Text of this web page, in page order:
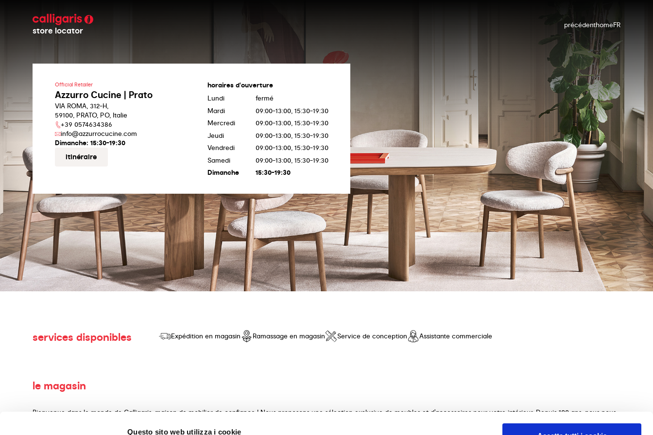
Questo sito web utilizza i cookie
store locator
précédenthomeFR
Official Retailer
Azzurro Cucine | Prato
VIA ROMA, 312-H,
59100, PRATO, PO, Italie
+39 0574634386
info@azzurrocucine.com
Dimanche: 15:30-19:30
itinéraire
horaires d'ouverture
Lundi
fermé
Mardi
09:00-13:00, 15:30-19:30
Mercredi
09:00-13:00, 15:30-19:30
Jeudi
09:00-13:00, 15:30-19:30
Vendredi
09:00-13:00, 15:30-19:30
Samedi
09:00-13:00, 15:30-19:30
Dimanche
15:30-19:30
services disponibles Expédition en magasin Ramassage en magasin Service de conception Assistante commerciale
le magasin
Bienvenue dans le monde de Calligaris, maison de mobilier de confiance ! Nous proposons une sélection exclusive de meubles et d'accessoires pour votre intérieur. Depuis 100 ans, nous nous
consacrons à la production et à la vente de produits de haute qualité, au design innovant et au confort inégalé. Découvrez nos collections de tables, chaises, lits, canapés et éléments